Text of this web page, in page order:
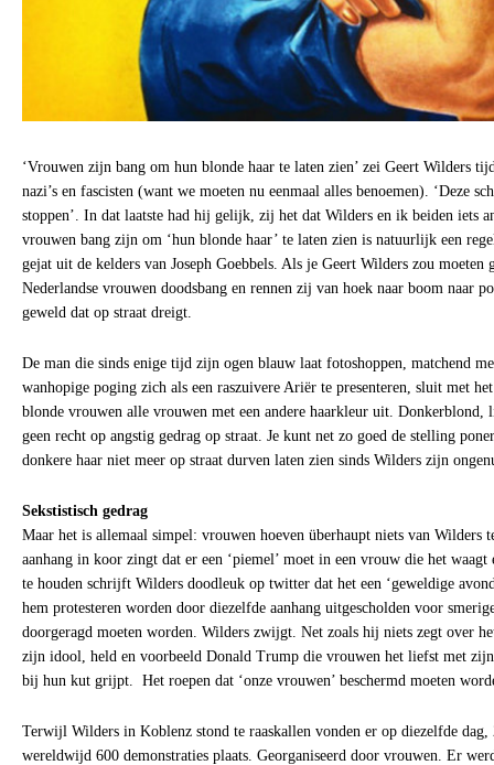
‘Vrouwen zijn bang om hun blonde haar te laten zien’ zei Geert Wilders
nazi’s en fascisten (want we moeten nu eenmaal alles benoemen). ‘Deze
stoppen’. In dat laatste had hij gelijk, zij het dat Wilders en ik beiden iets
vrouwen bang zijn om ‘hun blonde haar’ te laten zien is natuurlijk een
gejat uit de kelders van Joseph Goebbels. Als je Geert Wilders zou moeten
Nederlandse vrouwen doodsbang en rennen zij van hoek naar boom naar
geweld dat op straat dreigt.
De man die sinds enige tijd zijn ogen blauw laat fotoshoppen, matchend
wanhopige poging zich als een raszuivere Ariër te presenteren, sluit met
blonde vrouwen alle vrouwen met een andere haarkleur uit. Donkerblond,
geen recht op angstig gedrag op straat. Je kunt net zo goed de stelling
donkere haar niet meer op straat durven laten zien sinds Wilders zijn
Sekstistisch gedrag
Maar het is allemaal simpel: vrouwen hoeven überhaupt niets van Wilders
aanhang in koor zingt dat er een ‘piemel’ moet in een vrouw die het waagt
te houden schrijft Wilders doodleuk op twitter dat het een ‘geweldige
hem protesteren worden door diezelfde aanhang uitgescholden voor
doorgeragd moeten worden. Wilders zwijgt. Net zoals hij niets zegt over
zijn idool, held en voorbeeld Donald Trump die vrouwen het liefst met zijn
bij hun kut grijpt. Het roepen dat ‘onze vrouwen’ beschermd moeten
Terwijl Wilders in Koblenz stond te raaskallen vonden er op diezelfde
wereldwijd 600 demonstraties plaats. Georganiseerd door vrouwen. Er